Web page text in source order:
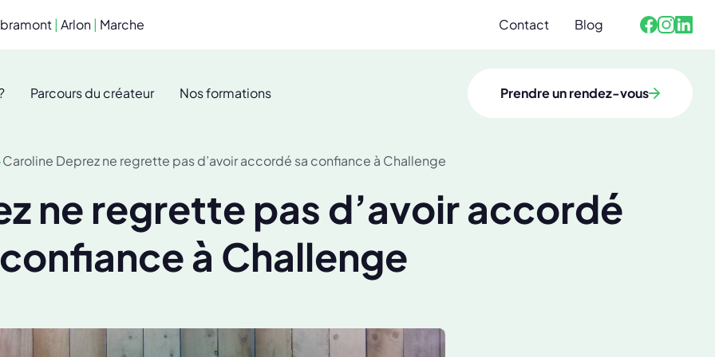
| Arlon| Marche Contact
Blog
Parcours du créateur Nos formations Prendre un rendez-vous
Caroline Deprez ne regrette pas d’avoir accordé sa confiance à Challenge
ne regrette pas d’avoir accordé
à Challenge